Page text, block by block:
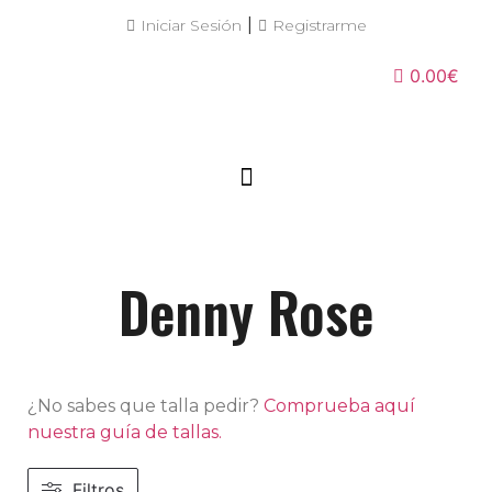
Iniciar Sesión Registrarme
0.00€
Denny Rose
¿No sabes que talla pedir? Comprueba aquí
nuestra guía de tallas.